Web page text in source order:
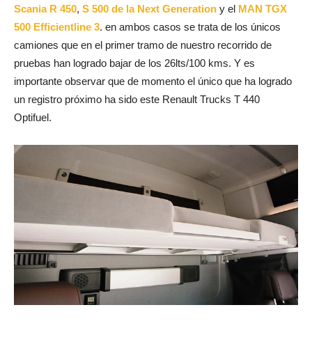
Scania R 450, S 500 de la Next Generation y el MAN TGX
500 Efficientline 3. en ambos casos se trata de los únicos
camiones que en el primer tramo de nuestro recorrido de
pruebas han logrado bajar de los 26lts/100 kms. Y es
importante observar que de momento el único que ha logrado
un registro próximo ha sido este Renault Trucks T 440
Optifuel.